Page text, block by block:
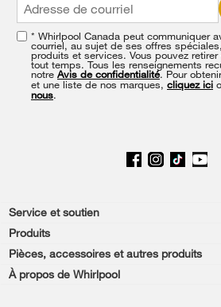
end
* Whirlpool Canada peut communiquer
courriel, au sujet de ses offres
produits et services. Vous pouvez
tout temps. Tous les renseignements
notre Avis de confidentialité. Pour
et une liste de nos marques, cliquez ici
nous.
Footer
Service et soutien
Aide relative aux produits
Enregistrement de produit
Produits
Laveuses et sécheuses
Pièces, accessoires et autres produits
Accessoires
À propos de Whirlpool